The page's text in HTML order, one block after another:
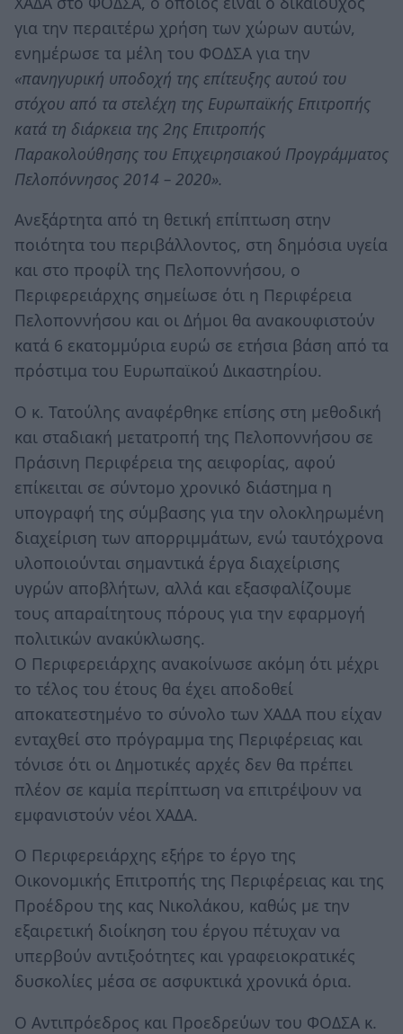
για την περαιτέρω χρήση των χώρων αυτών,
ενημέρωσε τα μέλη του ΦΟΔΣΑ για την
«πανηγυρική υποδοχή της επίτευξης αυτού του
στόχου από τα στελέχη της Ευρωπαϊκής Επιτροπής
κατά τη διάρκεια της 2ης Επιτροπής
Παρακολούθησης του Επιχειρησιακού Προγράμματος
Πελοπόννησος 2014 – 2020».
Ανεξάρτητα από τη θετική επίπτωση στην
ποιότητα του περιβάλλοντος, στη δημόσια υγεία
και στο προφίλ της Πελοποννήσου, ο
Περιφερειάρχης σημείωσε ότι η Περιφέρεια
Πελοποννήσου και οι Δήμοι θα ανακουφιστούν
κατά 6 εκατομμύρια ευρώ σε ετήσια βάση από τα
πρόστιμα του Ευρωπαϊκού Δικαστηρίου.
Ο κ. Τατούλης αναφέρθηκε επίσης στη μεθοδική
και σταδιακή μετατροπή της Πελοποννήσου σε
Πράσινη Περιφέρεια της αειφορίας, αφού
επίκειται σε σύντομο χρονικό διάστημα η
υπογραφή της σύμβασης για την ολοκληρωμένη
διαχείριση των απορριμμάτων, ενώ ταυτόχρονα
υλοποιούνται σημαντικά έργα διαχείρισης
υγρών αποβλήτων, αλλά και εξασφαλίζουμε
τους απαραίτητους πόρους για την εφαρμογή
πολιτικών ανακύκλωσης.
Ο Περιφερειάρχης ανακοίνωσε ακόμη ότι μέχρι
το τέλος του έτους θα έχει αποδοθεί
αποκατεστημένο το σύνολο των ΧΑΔΑ που είχαν
ενταχθεί στο πρόγραμμα της Περιφέρειας και
τόνισε ότι οι Δημοτικές αρχές δεν θα πρέπει
πλέον σε καμία περίπτωση να επιτρέψουν να
εμφανιστούν νέοι ΧΑΔΑ.
Ο Περιφερειάρχης εξήρε το έργο της
Οικονομικής Επιτροπής της Περιφέρειας και της
Προέδρου της κας Νικολάκου, καθώς με την
εξαιρετική διοίκηση του έργου πέτυχαν να
υπερβούν αντιξοότητες και γραφειοκρατικές
δυσκολίες μέσα σε ασφυκτικά χρονικά όρια.
Ο Αντιπρόεδρος και Προεδρεύων του ΦΟΔΣΑ κ.